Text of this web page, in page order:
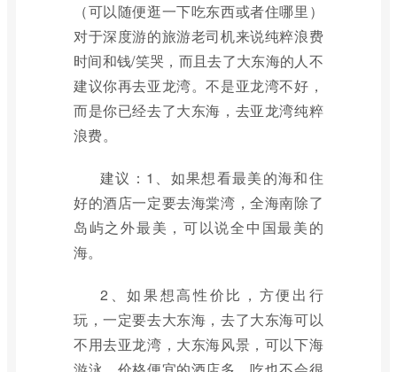
（可以随便逛一下吃东西或者住哪里）
对于深度游的旅游老司机来说纯粹浪费
时间和钱/笑哭，而且去了大东海的人不
建议你再去亚龙湾。不是亚龙湾不好，
而是你已经去了大东海，去亚龙湾纯粹
浪费。
建议：1、如果想看最美的海和住
好的酒店一定要去海棠湾，全海南除了
岛屿之外最美，可以说全中国最美的
海。
2、如果想高性价比，方便出行
玩，一定要去大东海，去了大东海可以
不用去亚龙湾，大东海风景，可以下海